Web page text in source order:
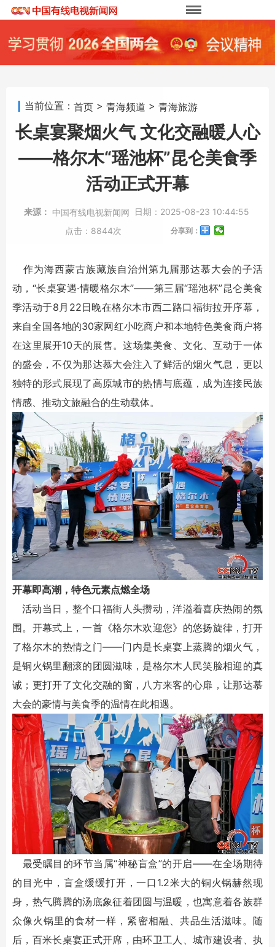
当前位置： 首页 > 青海频道 > 青海旅游
长桌宴聚烟火气 文化交融暖人心
——格尔木“瑶池杯”昆仑美食季
活动正式开幕
来源： 中国有线电视新闻网 日期： 2025-08-23 10:44:55
点击： 8844次 分享到：
作为海西蒙古族藏族自治州第九届那达慕大会的子活
动，“长桌宴遇·情暖格尔木”——第三届“瑶池杯”昆仑美食
季活动于8月22日晚在格尔木市西二路口福街拉开序幕，
来自全国各地的30家网红小吃商户和本地特色美食商户将
在这里展开10天的展售。这场集美食、文化、互动于一体
的盛会，不仅为那达慕大会注入了鲜活的烟火气息，更以
独特的形式展现了高原城市的热情与底蕴，成为连接民族
情感、推动文旅融合的生动载体。
开幕即高潮，特色元素点燃全场
活动当日，整个口福街人头攒动，洋溢着喜庆热闹的氛
围。开幕式上，一首《格尔木欢迎您》的悠扬旋律，打开
了格尔木的热情之门——门内是长桌宴上蒸腾的烟火气，
是铜火锅里翻滚的团圆滋味，是格尔木人民笑脸相迎的真
诚；更打开了文化交融的窗，八方来客的心扉，让那达慕
大会的豪情与美食季的温情在此相遇。
最受瞩目的环节当属“神秘盲盒”的开启——在全场期待
的目光中，盲盒缓缓打开，一口1.2米大的铜火锅赫然现
身，热气腾腾的汤底象征着团圆与温暖，也寓意着各族群
众像火锅里的食材一样，紧密相融、共品生活滋味。随
后，百米长桌宴正式开席，由环卫工人、城市建设者、执